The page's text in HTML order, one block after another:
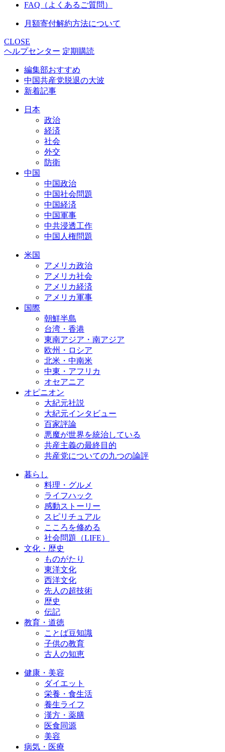
FAQ（よくあるご質問）
月額寄付解約方法について
CLOSE
ヘルプセンター 定期購読
編集部おすすめ
中国共産党脱退の大波
新着記事
日本
政治
経済
社会
外交
防衛
中国
中国政治
中国社会問題
中国経済
中国軍事
中共浸透工作
中国人権問題
米国
アメリカ政治
アメリカ社会
アメリカ経済
アメリカ軍事
国際
朝鮮半島
台湾・香港
東南アジア・南アジア
欧州・ロシア
北米・中南米
中東・アフリカ
オセアニア
オピニオン
大紀元社説
大紀元インタビュー
百家評論
悪魔が世界を統治している
共産主義の最終目的
共産党についての九つの論評
暮らし
料理・グルメ
ライフハック
感動ストーリー
スピリチュアル
こころを修める
社会問題（LIFE）
文化・歴史
ものがたり
東洋文化
西洋文化
先人の超技術
歴史
伝記
教育・道徳
ことば豆知識
子供の教育
古人の知恵
健康・美容
ダイエット
栄養・食生活
養生ライフ
漢方・薬膳
医食同源
美容
病気・医療